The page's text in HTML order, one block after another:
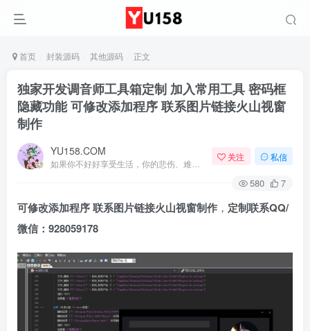
首页 封装源码 其他源码 正文
独家开发调音师工具箱定制 加入常用工具 密码框
隐藏功能 可修改添加程序 联系图片链接火山视窗
制作
YU158.COM 关注 私信
580 7
可修改添加程序 联系图片链接火山视窗制作 ， 定制联系QQ/
微信：928059178